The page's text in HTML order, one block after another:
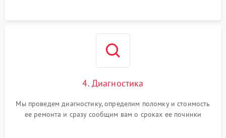
4. Диагностика
Мы проведем диагностику, определим поломку и стоимость
ее ремонта и сразу сообщим вам о сроках ее починки